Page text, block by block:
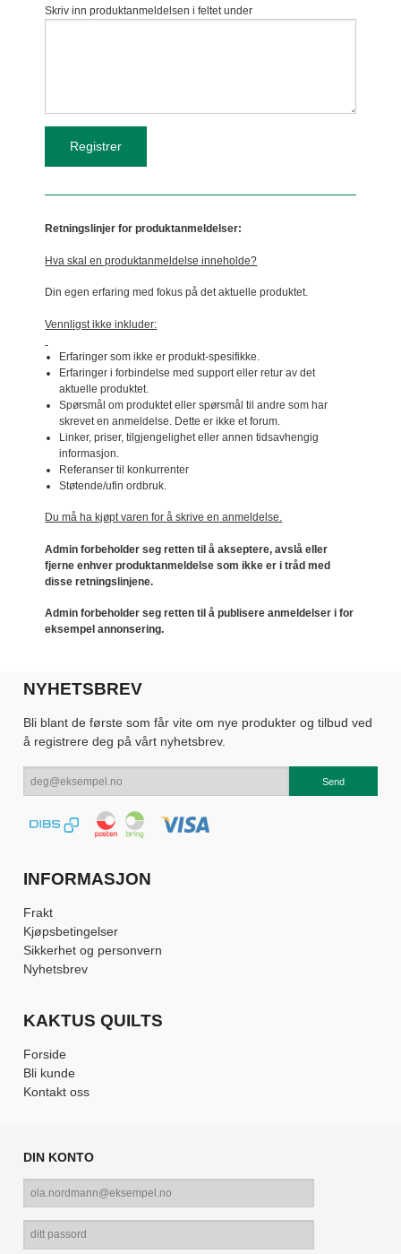
Skriv inn produktanmeldelsen i feltet under
Retningslinjer for produktanmeldelser:
Hva skal en produktanmeldelse inneholde?
Din egen erfaring med fokus på det aktuelle produktet.
Vennligst ikke inkluder:
Erfaringer som ikke er produkt-spesifikke.
Erfaringer i forbindelse med support eller retur av det
aktuelle produktet.
Spørsmål om produktet eller spørsmål til andre som har
skrevet en anmeldelse. Dette er ikke et forum.
Linker, priser, tilgjengelighet eller annen tidsavhengig
informasjon.
Referanser til konkurrenter
Støtende/ufin ordbruk.
Du må ha kjøpt varen for å skrive en anmeldelse.
Admin forbeholder seg retten til å akseptere, avslå eller
fjerne enhver produktanmeldelse som ikke er i tråd med
disse retningslinjene.
Admin forbeholder seg retten til å publisere anmeldelser i for
eksempel annonsering.
NYHETSBREV
Bli blant de første som får vite om nye produkter og tilbud ved
å registrere deg på vårt nyhetsbrev.
INFORMASJON
Frakt
Kjøpsbetingelser
Sikkerhet og personvern
Nyhetsbrev
KAKTUS QUILTS
Forside
Bli kunde
Kontakt oss
DIN KONTO